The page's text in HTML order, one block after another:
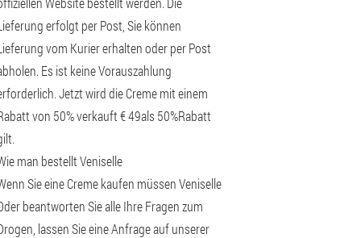
erfolgt per Post, Sie können
vom Kurier erhalten oder per Post
Es ist keine Vorauszahlung
Jetzt wird die Creme mit einem
von 50% verkauft € 49als 50%Rabatt
man bestellt Veniselle
Sie eine Creme kaufen müssen Veniselle
beantworten Sie alle Ihre Fragen zum
lassen Sie eine Anfrage auf unserer